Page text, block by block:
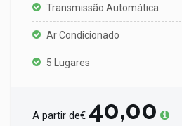
Transmissão Automática
Ar Condicionado
5 Lugares
A partir de€ 40,00